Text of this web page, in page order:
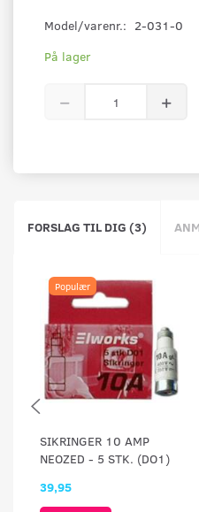
Model/varenr.: 2-031-0
På lager
FORSLAG TIL DIG (3)
Populær
SIKRINGER 10 AMP
NEOZED - 5 STK. (DO1)
39,95